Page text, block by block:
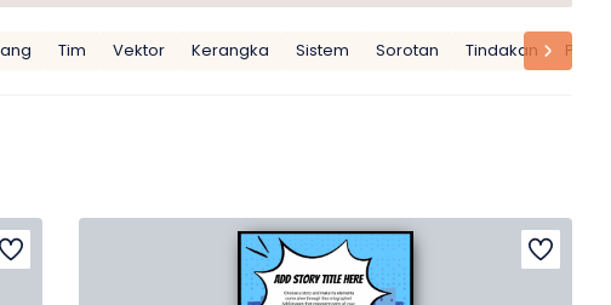
Tim Vektor Kerangka Sistem Sorotan Tindakan